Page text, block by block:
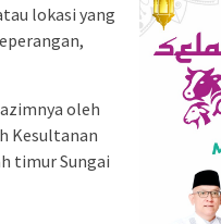
lokasi yang
oleh
Kesultanan
timur Sungai